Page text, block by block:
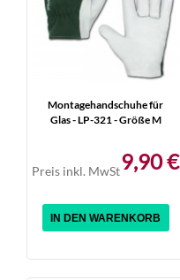
Montagehandschuhe für
Glas - LP-321 - Größe M
Preis inkl. MwSt9,90 €
IN DEN WARENKORB